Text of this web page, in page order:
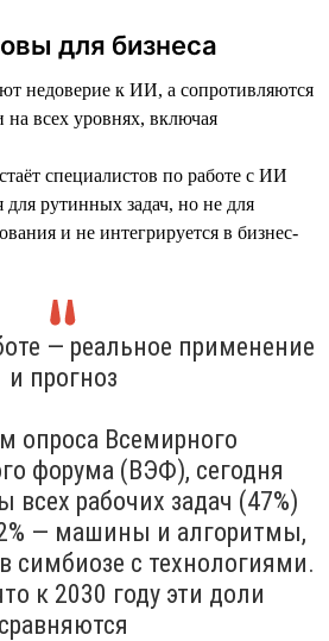
для бизнеса
недоверие к ИИ, а сопротивляются
всех уровнях, включая
специалистов по работе с ИИ
рутинных задач, но не для
и не интегрируется в бизнес-
— реальное применение
и прогноз
опроса Всемирного
форума (ВЭФ), сегодня
всех рабочих задач (47%)
— машины и алгоритмы,
симбиозе с технологиями.
к 2030 году эти доли
сравняются